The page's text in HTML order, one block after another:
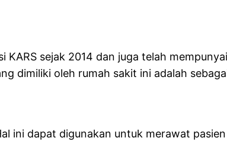
KARS sejak 2014 dan juga telah
dimiliki oleh rumah sakit ini adalah
ini dapat digunakan untuk merawat